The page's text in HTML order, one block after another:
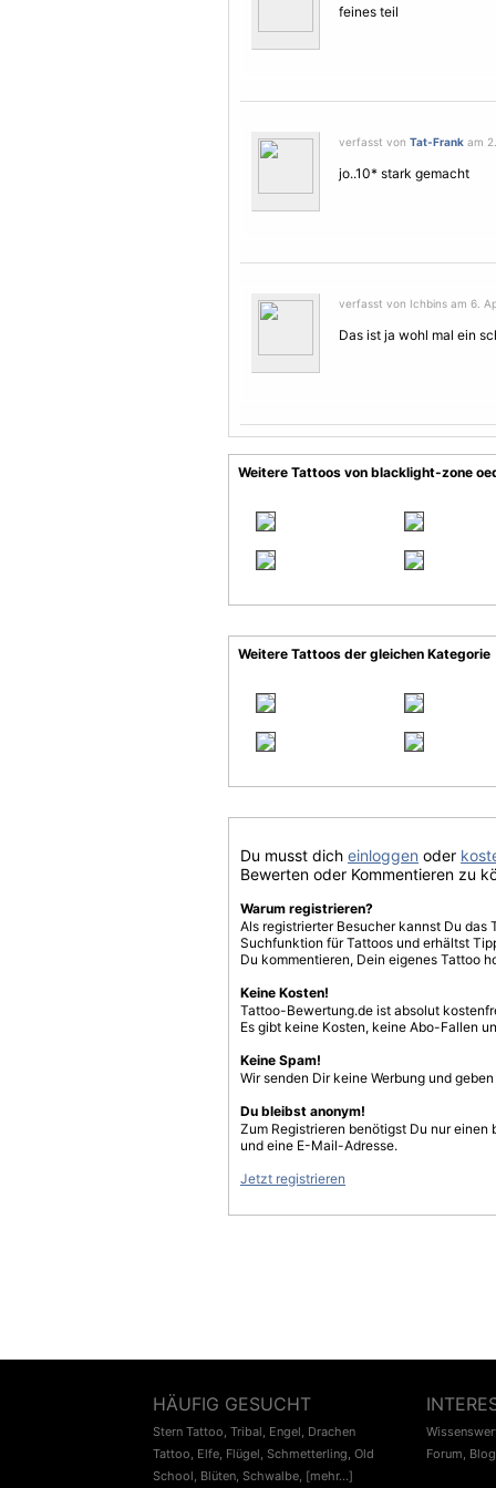
feines teil
verfasst von Tat-Frank am
jo..10* stark gemacht
verfasst von Ichbins am 6.
Das ist ja wohl mal ein
Weitere Tattoos von blacklight-zone
Weitere Tattoos der gleichen Kategorie
Du musst dich einloggen oder
Bewerten oder Kommentieren zu
Warum registrieren?
Als registrierter Besucher kannst Du
Suchfunktion für Tattoos und erhältst
Du kommentieren, Dein eigenes Tattoo
Keine Kosten!
Tattoo-Bewertung.de ist absolut
Es gibt keine Kosten, keine Abo-Fallen
Keine Spam!
Wir senden Dir keine Werbung und
Du bleibst anonym!
Zum Registrieren benötigst Du nur einen
und eine E-Mail-Adresse.
Jetzt registrieren
HÄUFIG GESUCHT
Stern Tattoo, Tribal, Engel, Drachen
Tattoo, Elfe, Flügel, Schmetterling, Old
School, Blüten, Schwalbe, [mehr...]
Forum, Blog